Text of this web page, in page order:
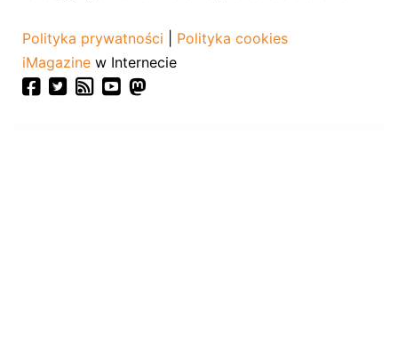
Polityka prywatności
Polityka cookies
iMagazine w Internecie